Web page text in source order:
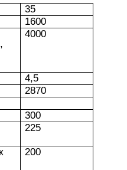
35
1600
4000
4,5
2870
300
225
200